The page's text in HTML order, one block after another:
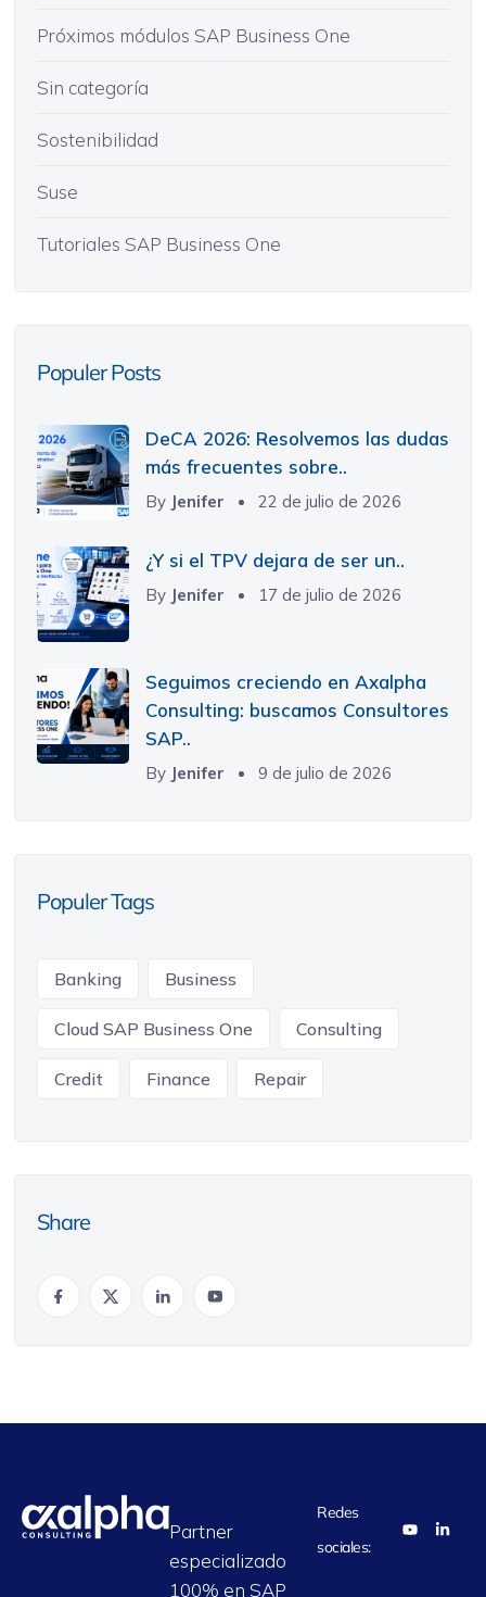
Próximos módulos SAP Business One
Sin categoría
Sostenibilidad
Suse
Tutoriales SAP Business One
Populer Posts
DeCA 2026: Resolvemos las dudas
más frecuentes sobre..
By Jenifer 22 de julio de 2026
¿Y si el TPV dejara de ser un..
By Jenifer 17 de julio de 2026
Seguimos creciendo en Axalpha
Consulting: buscamos Consultores
SAP..
By Jenifer 9 de julio de 2026
Populer Tags
Banking Business
Cloud SAP Business One Consulting
Credit Finance Repair
Share
Partner
especializado
100% en SAP
Redes
sociales: